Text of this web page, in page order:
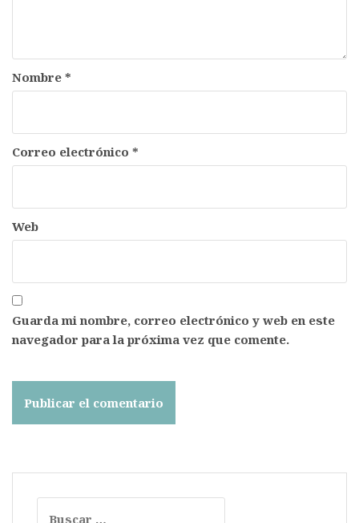
Nombre *
Correo electrónico *
Web
Guarda mi nombre, correo electrónico y web en este
navegador para la próxima vez que comente.